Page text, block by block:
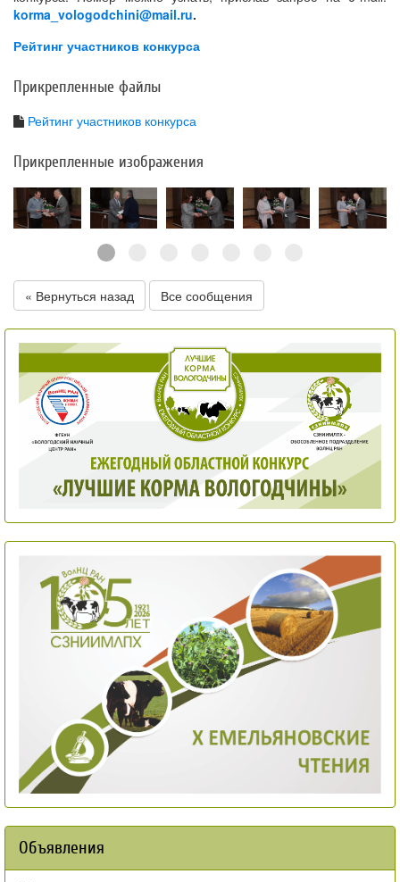
korma vologodchini@mail.ru.
Рейтинг участников конкурса
Прикрепленные файлы
Рейтинг участников конкурса
Прикрепленные изображения
« Вернуться назад Все сообщения
Объявления